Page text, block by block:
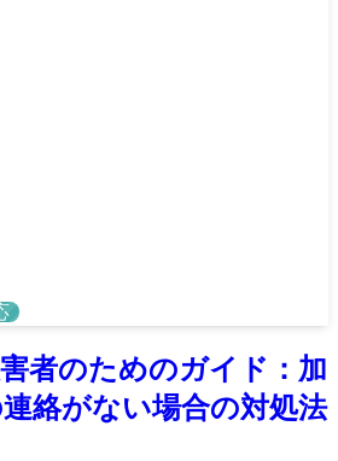
者のためのガイド：加
絡がない場合の対処法